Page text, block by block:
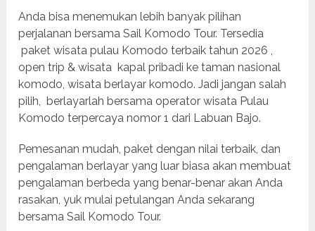
Anda bisa menemukan lebih banyak pilihan
perjalanan bersama Sail Komodo Tour. Tersedia
paket wisata pulau Komodo terbaik tahun 2026 ,
open trip & wisata kapal pribadi ke taman nasional
komodo, wisata berlayar komodo. Jadi jangan salah
pilih, berlayarlah bersama operator wisata Pulau
Komodo terpercaya nomor 1 dari Labuan Bajo.
Pemesanan mudah, paket dengan nilai terbaik, dan
pengalaman berlayar yang luar biasa akan membuat
pengalaman berbeda yang benar-benar akan Anda
rasakan, yuk mulai petulangan Anda sekarang
bersama Sail Komodo Tour.